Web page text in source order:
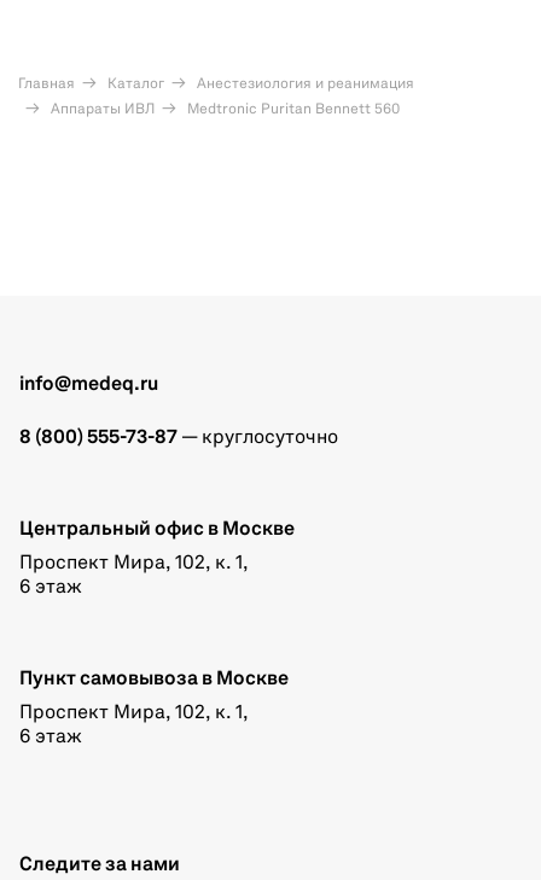
Главная Каталог
Анестезиология и реанимация
Аппараты ИВЛ
Medtronic Puritan Bennett 560
info@medeq.ru
8 (800) 555-73-87 — круглосуточно
Центральный офис в Москве
Проспект Мира, 102, к. 1,
6 этаж
Пункт самовывоза в Москве
Проспект Мира, 102, к. 1,
6 этаж
Следите за нами